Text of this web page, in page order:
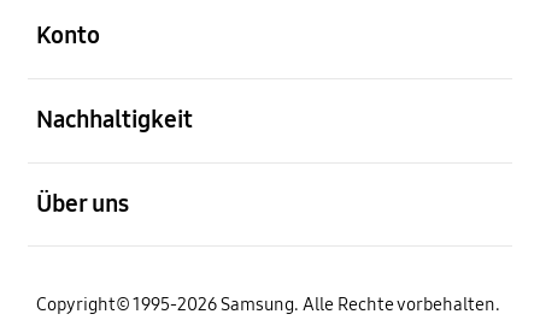
Konto
Nachhaltigkeit
Über uns
Copyright© 1995-2026 Samsung. Alle Rechte vorbehalten.